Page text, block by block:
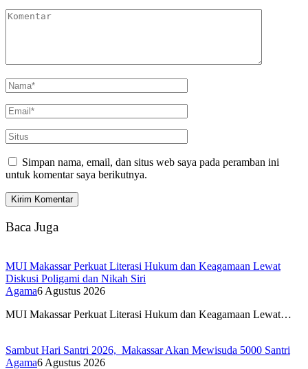
Simpan nama, email, dan situs web saya pada peramban ini
untuk komentar saya berikutnya.
Baca Juga
MUI Makassar Perkuat Literasi Hukum dan Keagamaan Lewat
Diskusi Poligami dan Nikah Siri
Agama6 Agustus 2026
MUI Makassar Perkuat Literasi Hukum dan Keagamaan Lewat…
Sambut Hari Santri 2026, Makassar Akan Mewisuda 5000 Santri
Agama6 Agustus 2026